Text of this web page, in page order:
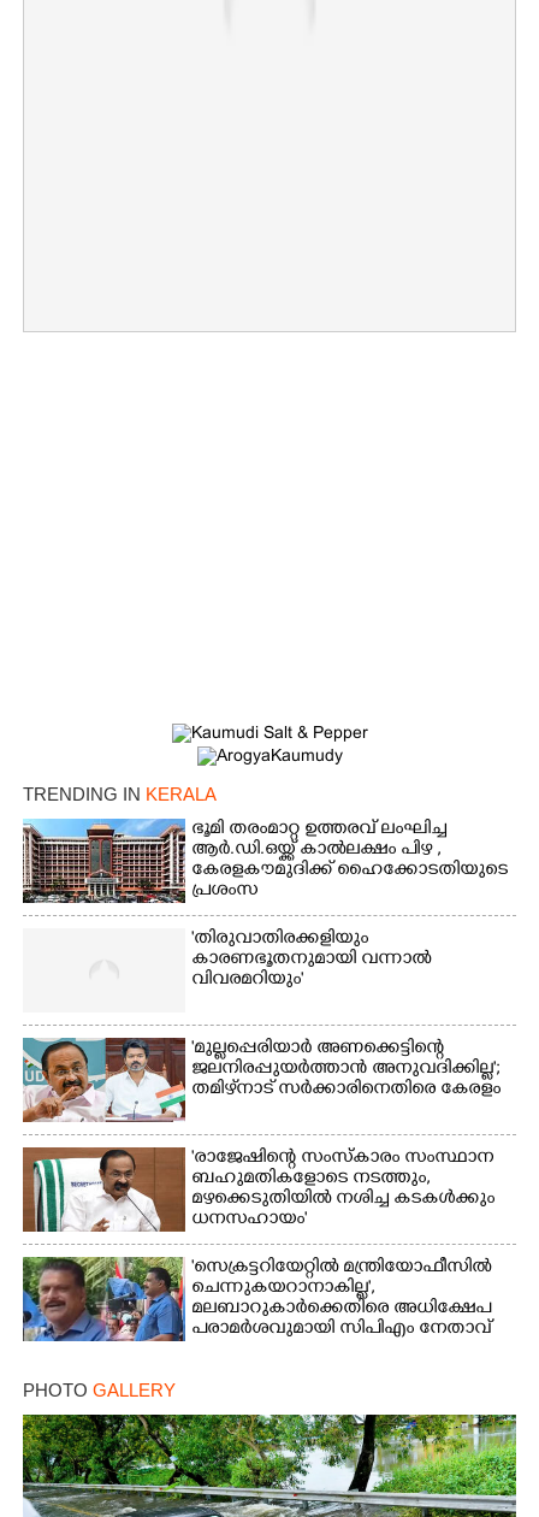
TRENDING IN KERALA
ഭൂമി തരംമാറ്റ ഉത്തരവ് ലംഘിച്ച
ആർ.ഡി.ഒയ്ക്ക് കാൽലക്ഷം പിഴ ,​
കേരളകൗമുദിക്ക് ഹൈക്കോടതിയുടെ
പ്രശംസ
'തിരുവാതിരക്കളിയും
കാരണഭൂതനുമായി വന്നാൽ
വിവരമറിയും '
'മുല്ലപ്പെരിയാർ അണക്കെട്ടിന്റെ
ജലനിരപ്പുയർത്താൻ അനുവദിക്കില്ല';
തമിഴ്‌നാട് സർക്കാരിനെതിരെ കേരളം
'രാജേഷിന്റെ സംസ്കാരം സംസ്ഥാന
ബഹുമതികളോടെ നടത്തും,
മഴക്കെടുതിയിൽ നശിച്ച കടകൾക്കും
ധനസഹായം'
'സെക്രട്ടറിയേറ്റിൽ മന്ത്രിയോഫീസിൽ
ചെന്നുകയറാനാകില്ല',
മലബാറുകാർക്കെതിരെ അധിക്ഷേപ
പരാമർശവുമായി സിപിഎം നേതാവ്‌
PHOTO GALLERY